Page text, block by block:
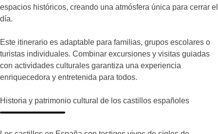
espacios históricos, creando una atmósfera única para cerrar el
día.
Este itinerario es adaptable para familias, grupos escolares o
turistas individuales. Combinar excursiones y visitas guiadas
con actividades culturales garantiza una experiencia
enriquecedora y entretenida para todos.
Historia y patrimonio cultural de los castillos españoles